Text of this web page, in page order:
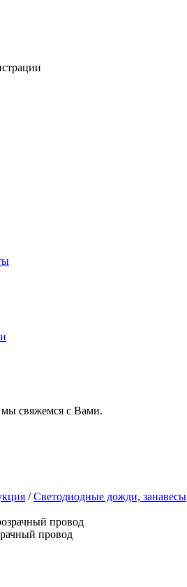
свяжемся с Вами.
/Светодиодные дожди, занавесы
провод